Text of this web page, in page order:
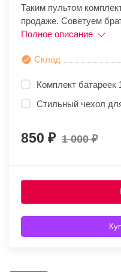
Таким пультом
продаже. Советуем
Полное описание
Склад
Комплект батареек
Стильный чехол
850 1 000